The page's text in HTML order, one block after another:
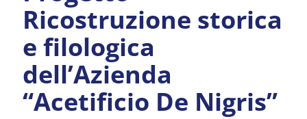
Ricostruzione storica
e filologica
dell’Azienda
“Acetificio De Nigris”